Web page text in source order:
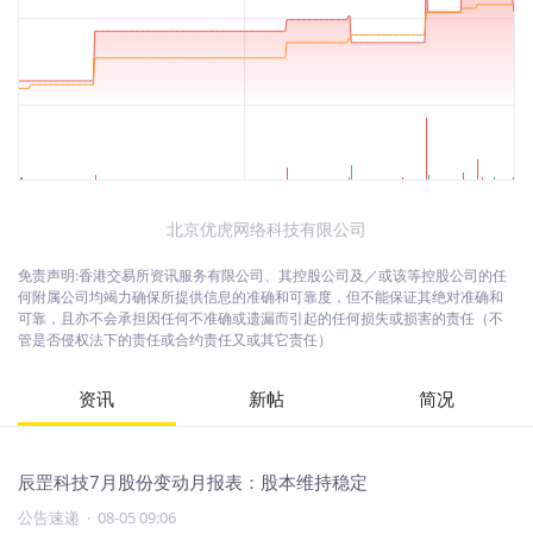
北京优虎网络科技有限公司
免责声明:香港交易所资讯服务有限公司、其控股公司及／或该等控股公司的任
何附属公司均竭力确保所提供信息的准确和可靠度，但不能保证其绝对准确和
可靠，且亦不会承担因任何不准确或遗漏而引起的任何损失或损害的责任（不
管是否侵权法下的责任或合约责任又或其它责任）
资讯 新帖 简况
辰罡科技7月股份变动月报表：股本维持稳定
公告速递 · 08-05 09:06